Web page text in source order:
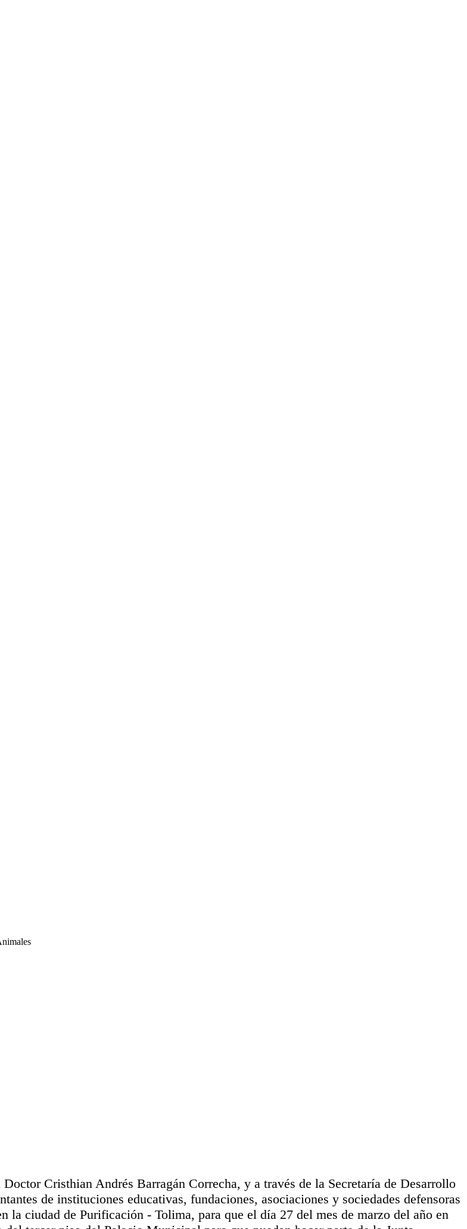
Cristhian Andrés Barragán Correcha, y a través de la Secretaría de Desarrollo
de instituciones educativas, fundaciones, asociaciones y sociedades defensoras
ciudad de Purificación - Tolima, para que el día 27 del mes de marzo del año en